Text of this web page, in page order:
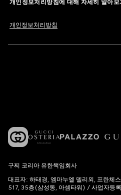
개인정보처리방침에 대해 자세히 알아보
개인정보처리방침
구찌 코리아 유한책임회사
대표자: 하태경, 엠마누엘 델리외, 프란체
517, 35층(삼성동, 아셈타워) / 사업자등